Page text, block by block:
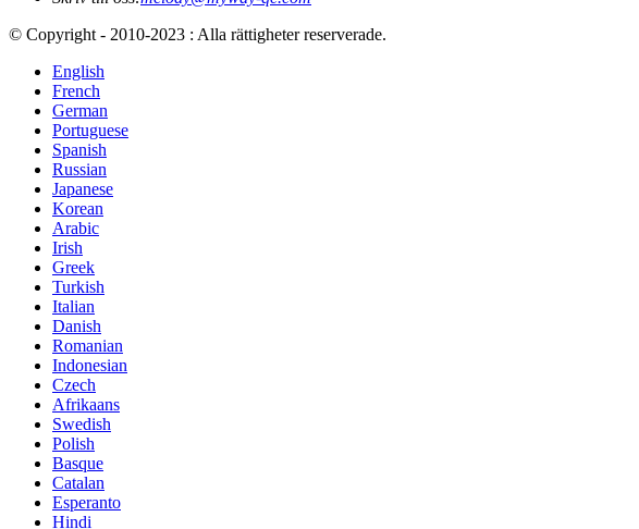
© Copyright - 2010-2023 : Alla rättigheter reserverade.
English
French
German
Portuguese
Spanish
Russian
Japanese
Korean
Arabic
Irish
Greek
Turkish
Italian
Danish
Romanian
Indonesian
Czech
Afrikaans
Swedish
Polish
Basque
Catalan
Esperanto
Hindi